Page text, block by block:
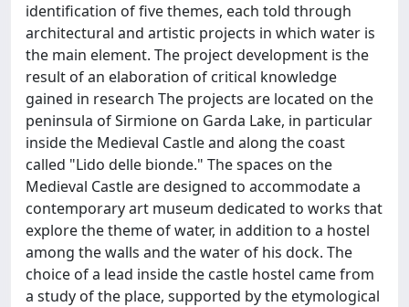
identification of five themes, each told through
architectural and artistic projects in which water is
the main element. The project development is the
result of an elaboration of critical knowledge
gained in research The projects are located on the
peninsula of Sirmione on Garda Lake, in particular
inside the Medieval Castle and along the coast
called "Lido delle bionde." The spaces on the
Medieval Castle are designed to accommodate a
contemporary art museum dedicated to works that
explore the theme of water, in addition to a hostel
among the walls and the water of his dock. The
choice of a lead inside the castle hostel came from
a study of the place, supported by the etymological